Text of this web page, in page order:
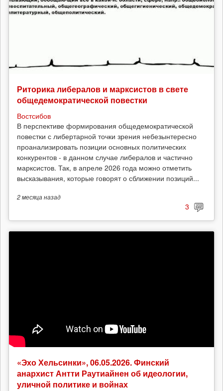
Риторика либералов и марксистов в свете
общедемократической повестки
Востсибов
В перспективе формирования общедемократической
повестки с либертарной точки зрения небезынтересно
проанализировать позиции основных политических
конкурентов - в данном случае либералов и частично
марксистов. Так, в апреле 2026 года можно отметить
высказывания, которые говорят о сближении позиций...
2 месяца назад
3
«Эхо Хельсинки», 06.05.2026. Финский
анархист Антти Раутиайнен об идеологии,
уличной политике и войнах